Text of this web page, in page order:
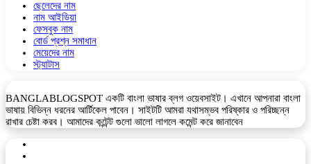
ছেলেদের নাম
নাম আইডিয়া
ফেসবুক নাম
বোর্ড প্রশ্ন সমাধান
মেয়েদের নাম
স্ট্যাটাস
BANGLABLOGSPOT একটি বাংলা ভাষার ব্লগ ওয়েবসাইট। এখানে আপনারা বাংলা
ভাষায় বিভিন্ন ধরনের আর্টিকেল পাবেন। সাইটটি আমরা যথাসম্ভব পরিষ্কার ও পরিচ্ছন্ন
রাখার চেষ্টা করব। আমাদের কন্টেন্ট গুলো ভালো লাগলে কমেন্ট করে জানাবেন